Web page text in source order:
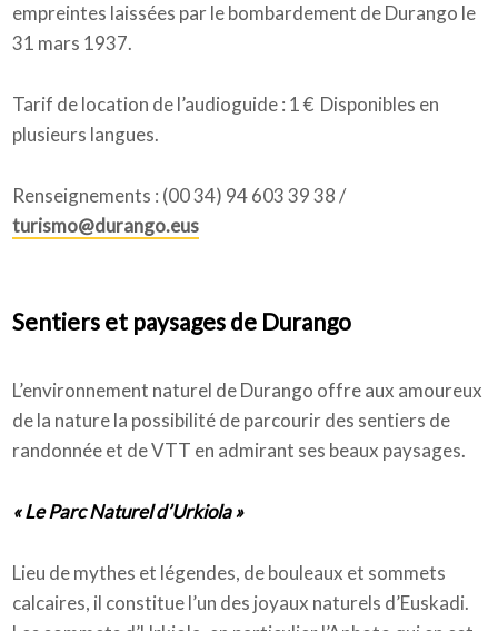
empreintes laissées par le bombardement de Durango le
31 mars 1937.
Tarif de location de l’audioguide : 1 € Disponibles en
plusieurs langues.
Renseignements : (00 34) 94 603 39 38 /
turismo@durango.eus
Sentiers et paysages de Durango
L’environnement naturel de Durango offre aux amoureux
de la nature la possibilité de parcourir des sentiers de
randonnée et de VTT en admirant ses beaux paysages.
« Le Parc Naturel d’Urkiola »
Lieu de mythes et légendes, de bouleaux et sommets
calcaires, il constitue l’un des joyaux naturels d’Euskadi.